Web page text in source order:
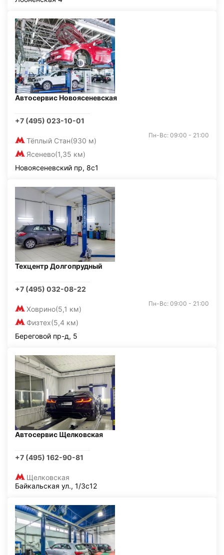
Автосервис Новоясеневская
+7 (495) 023-10-01
Тёплый Стан(930 м)
Ясенево(1,35 км)
Пн-Вс: 09:00 - 21:00
Новоясеневский пр, 8с1
Техцентр Долгопрудный
+7 (495) 032-08-22
Ховрино(5,1 км)
Физтех(5,4 км)
Пн-Вс: 09:00 - 21:00
Береговой пр-д, 5
Автосервис Щелковская
+7 (495) 162-90-81
Щелковская
Байкальская ул., 1/3с12